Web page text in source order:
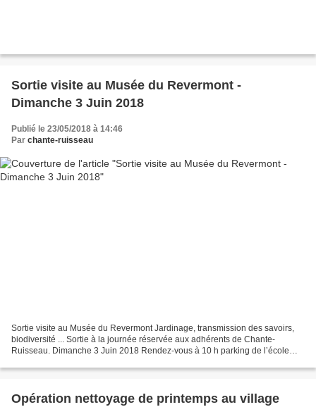
Sortie visite au Musée du Revermont -
Dimanche 3 Juin 2018
Publié le 23/05/2018 à 14:46
Par chante-ruisseau
Sortie visite au Musée du Revermont Jardinage, transmission des savoirs,
biodiversité ... Sortie à la journée réservée aux adhérents de Chante-
Ruisseau. Dimanche 3 Juin 2018 Rendez-vous à 10 h parking de l’école
Opération nettoyage de printemps au village